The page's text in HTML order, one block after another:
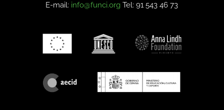
E-mail: info@funci.org Tel: 91 543 46 73